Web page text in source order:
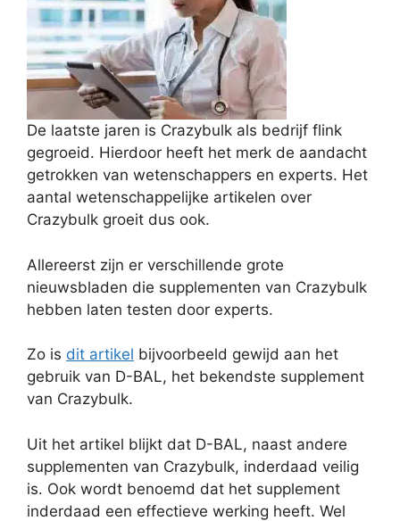
De laatste jaren is Crazybulk als bedrijf flink
gegroeid. Hierdoor heeft het merk de aandacht
getrokken van wetenschappers en experts. Het
aantal wetenschappelijke artikelen over
Crazybulk groeit dus ook.
Allereerst zijn er verschillende grote
nieuwsbladen die supplementen van Crazybulk
hebben laten testen door experts.
Zo is dit artikel bijvoorbeeld gewijd aan het
gebruik van D-BAL, het bekendste supplement
van Crazybulk.
Uit het artikel blijkt dat D-BAL, naast andere
supplementen van Crazybulk, inderdaad veilig
is. Ook wordt benoemd dat het supplement
inderdaad een effectieve werking heeft. Wel